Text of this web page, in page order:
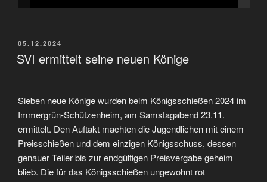
VERÖFFENTLICHT
AM
05.12.2024
SVI ermittelt seine neuen Könige
Sieben neue Könige wurden beim Königsschießen 2024 im
Immergrün-Schützenheim, am Samstagabend 23.11.
ermittelt. Den Auftakt machten die Jugendlichen mit einem
Preisschießen und dem einzigen Königsschuss, dessen
genauer Teiler bis zur endgültigen Preisvergabe geheim
blieb. Die für das Königsschießen ungewohnt rot